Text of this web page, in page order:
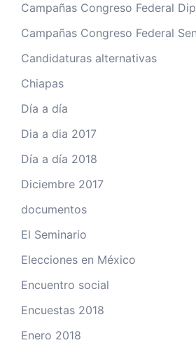
Campañas Congreso Federal
Campañas Congreso Federal
Candidaturas alternativas
Chiapas
Día a día
Dia a dia 2017
Día a día 2018
Diciembre 2017
documentos
El Seminario
Elecciones en México
Encuentro social
Encuestas 2018
Enero 2018